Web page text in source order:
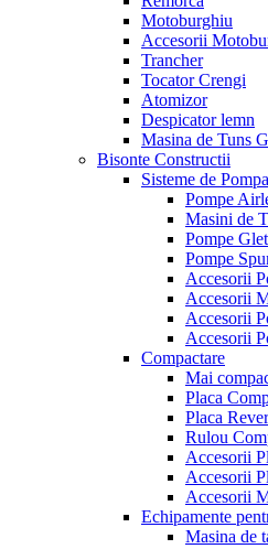
Motoburghiu
Accesorii
Trancher
Tocator Crengi
Atomizor
Despicator lemn
Masina de Tuns
Bisonte Constructii
Sisteme de
Pompe
Masini de
Pompe
Pompe
Accesorii
Accesorii
Accesorii
Accesorii
Compactare
Mai
Placa
Placa
Rulou
Accesorii
Accesorii
Accesorii
Echipamente
Masina de